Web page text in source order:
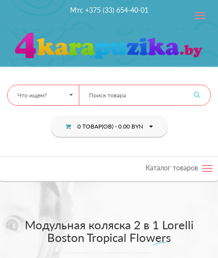
Мтс +375 (33) 654-40-01
Toggle
Что ищем?
0 ТОВАР(ОВ) - 0.00 BYN
Каталог товаров
Модульная коляска 2 в 1 Lorelli
Boston Tropical Flowers